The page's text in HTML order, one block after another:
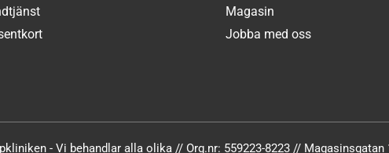
Magasin
Jobba med oss
- Vi behandlar alla olika // Org.nr: 559223-8223 // Magasinsgatan